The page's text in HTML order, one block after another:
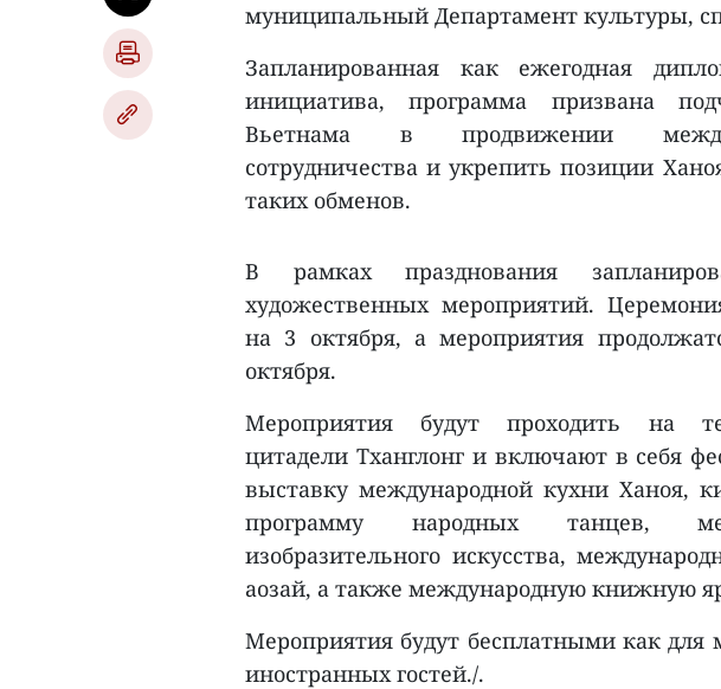
муниципальный Департамент культуры,
Запланированная как ежегодная
инициатива, программа призвана
Вьетнама в продвижении
сотрудничества и укрепить позиции
таких обменов.
В рамках празднования
художественных мероприятий.
на 3 октября, а мероприятия
октября.
Мероприятия будут проходить на
цитадели Тханглонг и включают в себя
выставку международной кухни Ханоя,
программу народных танцев,
изобразительного искусства,
аозай, а также международную книжную
Мероприятия будут бесплатными как
иностранных гостей./.